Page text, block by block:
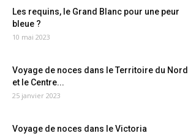
Les requins, le Grand Blanc pour une peur
bleue ?
10 mai 2023
Voyage de noces dans le Territoire du Nord
et le Centre...
25 janvier 2023
Voyage de noces dans le Victoria